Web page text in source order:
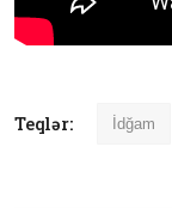
Teqlər: İdğam